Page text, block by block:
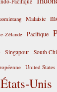
Malaisie
Zélande Pacifique
Singapour South
United States
États-Unis